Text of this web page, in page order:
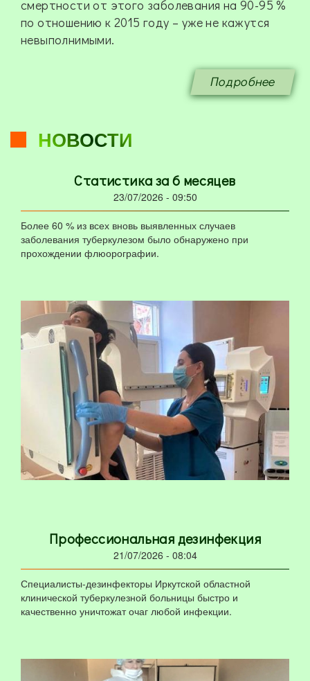
смертности от этого заболевания на 90-95 %
по отношению к 2015 году – уже не кажутся
невыполнимыми.
Подробнее
НОВОСТИ
Статистика за 6 месяцев
23/07/2026 - 09:50
Более 60 % из всех вновь выявленных случаев
заболевания туберкулезом было обнаружено при
прохождении флюорографии.
Профессиональная дезинфекция
21/07/2026 - 08:04
Специалисты-дезинфекторы Иркутской областной
клинической туберкулезной больницы быстро и
качественно уничтожат очаг любой инфекции.